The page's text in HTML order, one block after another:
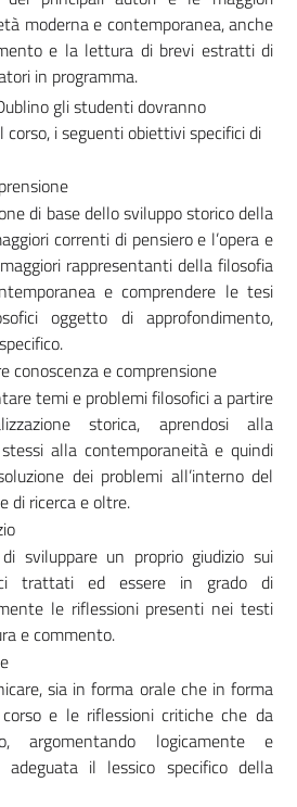
modernae contemporanea, anche
e la lettura di brevi estratti di
in programma.
gli studenti dovranno
corso, iseguentiobiettivispecificidi
di base dello sviluppo storico della
correnti di pensiero e l’opera e
maggiori rappresentanti della filosofia
e comprendere le tesi
oggetto di approfondimento,
specifico.
conoscenzaecomprensione
temi e problemi filosofici a partire
storica, aprendosi alla
alla contemporaneità e quindi
dei problemi all’interno del
edi ricerca e oltre.
sviluppare un proprio giudizio sui
trattati ed essere in grado di
le riflessioni presenti nei testi
e commento.
sia in forma orale che in forma
e le riflessioni critiche che da
argomentando logicamente e
adeguata il lessico specifico della